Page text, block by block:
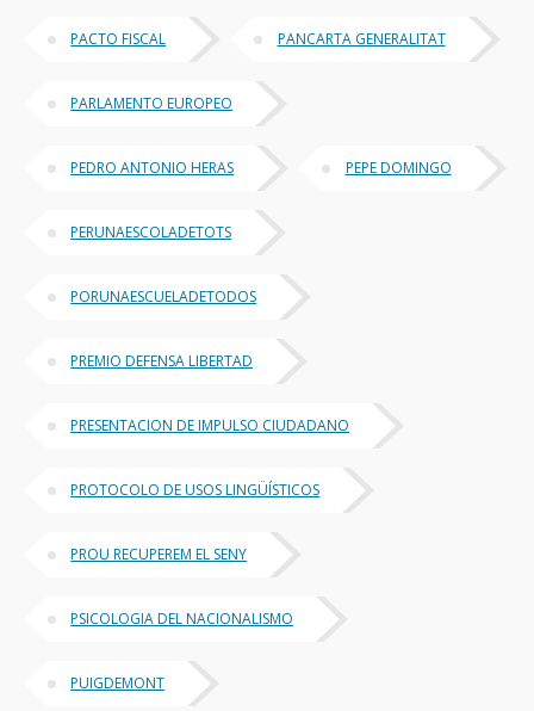
PACTO FISCAL PANCARTA GENERALITAT
PARLAMENTO EUROPEO
PEDRO ANTONIO HERAS PEPE DOMINGO
PERUNAESCOLADETOTS
PORUNAESCUELADETODOS
PREMIO DEFENSA LIBERTAD
PRESENTACION DE IMPULSO CIUDADANO
PROTOCOLO DE USOS LINGÜÍSTICOS
PROU RECUPEREM EL SENY
PSICOLOGIA DEL NACIONALISMO
PUIGDEMONT